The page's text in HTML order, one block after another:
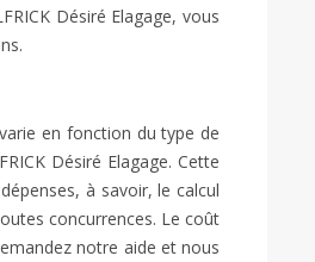
Désiré Elagage, vous
en fonction du type de
Désiré Elagage. Cette
à savoir, le calcul
concurrences. Le coût
notre aide et nous